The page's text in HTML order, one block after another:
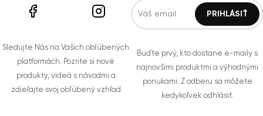
Sledujte Nás na Vašich obľúbených
platformách. Pozrite si nové
produkty, videá s návodmi a
zdieľajte svoj obľúbený vzhľad
Buďte prvý, kto dostane e-maily s
najnovšími produktmi a výhodnými
ponukami. Z odberu sa môžete
kedykoľvek odhlásiť.